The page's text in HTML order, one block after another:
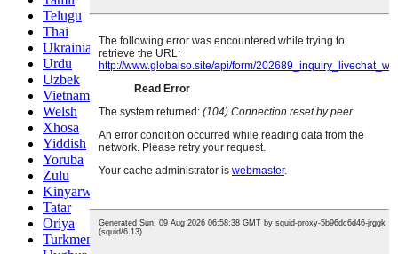
Telugu
Thai
Ukrainian
Urdu
Uzbek
Vietnamese
Welsh
Xhosa
Yiddish
Yoruba
Zulu
Kinyarwanda
Tatar
Oriya
Turkmen